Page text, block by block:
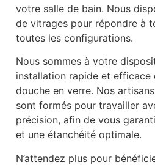
votre salle de bain. Nous
de vitrages pour répondre à
toutes les configurations.
Nous sommes à votre
installation rapide et
douche en verre. Nos
sont formés pour travailler
précision, afin de vous
et une étanchéité optimale.
N’attendez plus pour